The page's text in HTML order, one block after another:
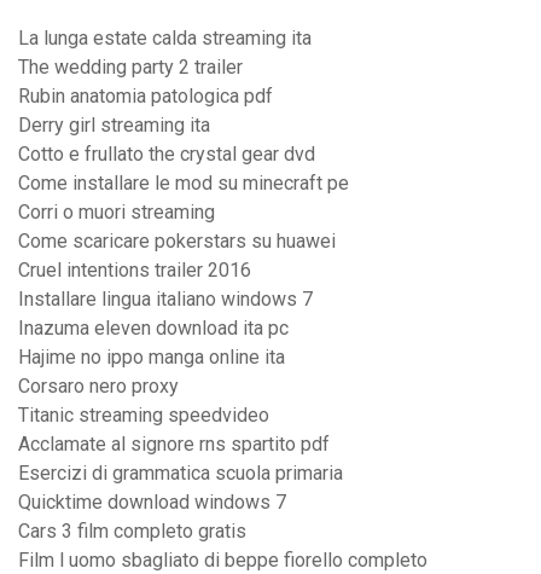
La lunga estate calda streaming ita
The wedding party 2 trailer
Rubin anatomia patologica pdf
Derry girl streaming ita
Cotto e frullato the crystal gear dvd
Come installare le mod su minecraft pe
Corri o muori streaming
Come scaricare pokerstars su huawei
Cruel intentions trailer 2016
Installare lingua italiano windows 7
Inazuma eleven download ita pc
Hajime no ippo manga online ita
Corsaro nero proxy
Titanic streaming speedvideo
Acclamate al signore rns spartito pdf
Esercizi di grammatica scuola primaria
Quicktime download windows 7
Cars 3 film completo gratis
Film l uomo sbagliato di beppe fiorello completo